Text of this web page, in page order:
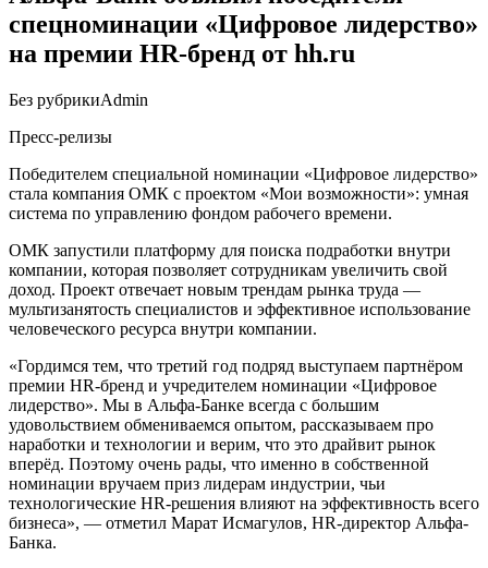
спецноминации «Цифровое лидерство»
на премии HR-бренд от hh.ru
Без рубрикиAdmin
Пресс-релизы
Победителем специальной номинации «Цифровое лидерство»
стала компания ОМК с проектом «Мои возможности»: умная
система по управлению фондом рабочего времени.
ОМК запустили платформу для поиска подработки внутри
компании, которая позволяет сотрудникам увеличить свой
доход. Проект отвечает новым трендам рынка труда —
мультизанятость специалистов и эффективное использование
человеческого ресурса внутри компании.
«Гордимся тем, что третий год подряд выступаем партнёром
премии HR-бренд и учредителем номинации «Цифровое
лидерство». Мы в Альфа-Банке всегда с большим
удовольствием обмениваемся опытом, рассказываем про
наработки и технологии и верим, что это драйвит рынок
вперёд. Поэтому очень рады, что именно в собственной
номинации вручаем приз лидерам индустрии, чьи
технологические HR-решения влияют на эффективность всего
бизнеса», — отметил Марат Исмагулов, HR-директор Альфа-
Банка.